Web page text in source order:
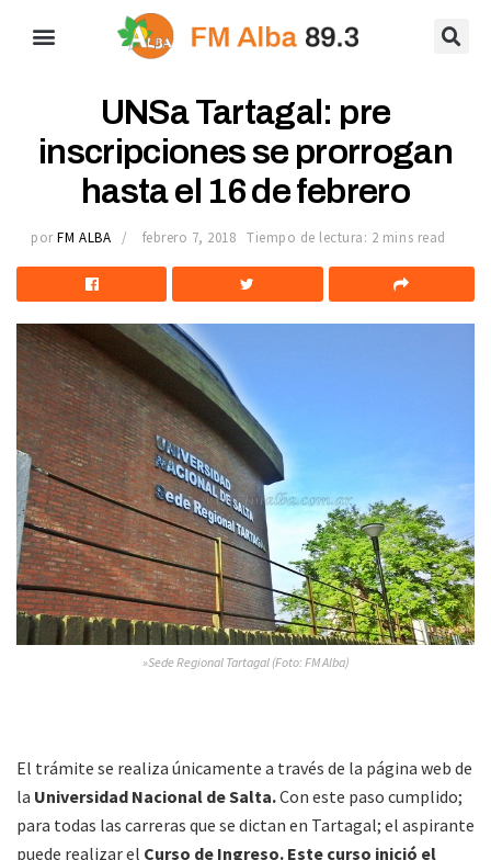
UNSa Tartagal: pre
inscripciones se prorrogan
hasta el 16 de febrero
por FM ALBA febrero 7, 2018 Tiempo de lectura: 2 mins read
»Sede Regional Tartagal (Foto: FM Alba)
El trámite se realiza únicamente a través de la página web de
la Universidad Nacional de Salta.Con este paso cumplido;
para todas las carreras que se dictan en Tartagal; el aspirante
puede realizar el Curso de Ingreso. Este curso inició el